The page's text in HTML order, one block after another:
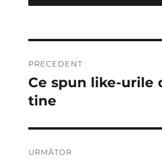
în
articole
PRECEDENT
Articolul
anterior:
Ce spun like-urile
tine
URMĂTOR